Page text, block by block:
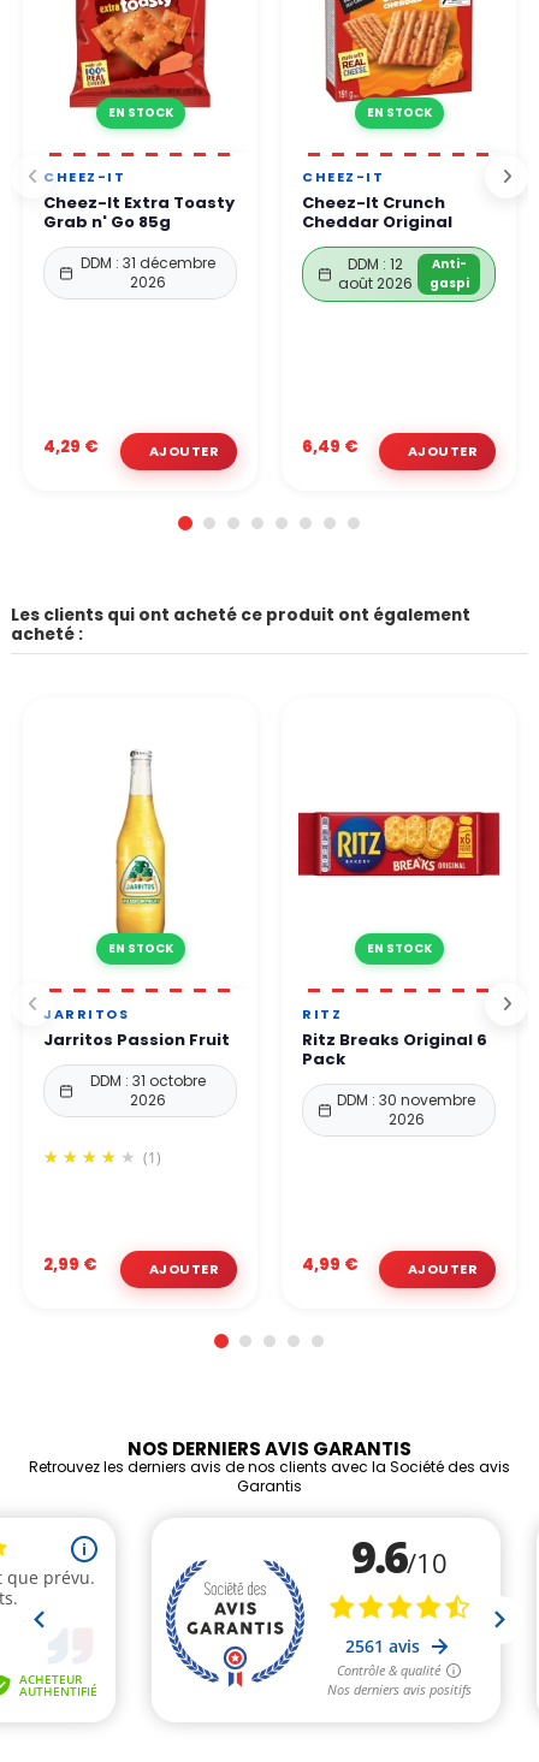
EN STOCK
CHEEZ-IT
Cheez-It Extra Toasty
Grab n' Go 85g
DDM : 31 décembre
2026
4,29 €
EN STOCK
CHEEZ-IT
Cheez-It Crunch
Cheddar Original
DDM : 12
août 2026
Anti-
gaspi
6,49 €
Les clients qui ont acheté ce produit ont également
acheté :
EN STOCK
JARRITOS
Jarritos Passion Fruit
DDM : 31 octobre
2026
(1)
2,99 €
EN STOCK
RITZ
Ritz Breaks Original 6
Pack
DDM : 30 novembre
2026
4,99 €
NOS DERNIERS AVIS GARANTIS
Retrouvez les derniers avis de nos clients avec la Société des avis
Garantis